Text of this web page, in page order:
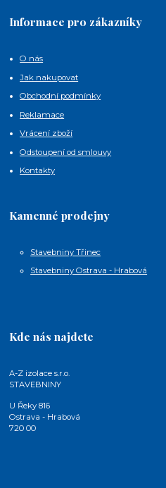
Informace pro zákazníky
O nás
Jak nakupovat
Obchodní podmínky
Reklamace
Vrácení zboží
Odstoupení od smlouvy
Kontakty
Kamenné prodejny
Stavebniny Třinec
Stavebniny Ostrava - Hrabová
Kde nás najdete
A-Z izolace s.r.o.
STAVEBNINY
U Řeky 816
Ostrava - Hrabová
720 00